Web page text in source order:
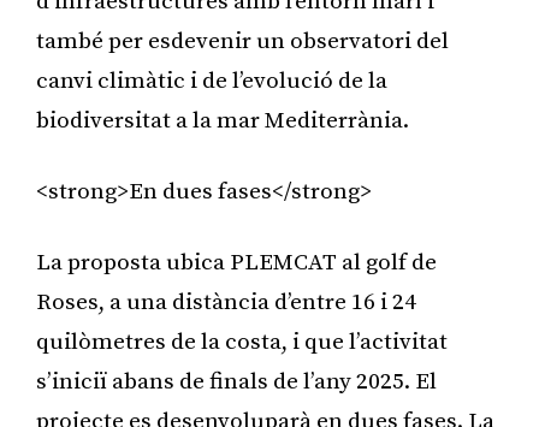
també per esdevenir un observatori del
canvi climàtic i de l’evolució de la
biodiversitat a la mar Mediterrània.
<strong>En dues fases</strong>
La proposta ubica PLEMCAT al golf de
Roses, a una distància d’entre 16 i 24
quilòmetres de la costa, i que l’activitat
s’iniciï abans de finals de l’any 2025. El
projecte es desenvoluparà en dues fases. La